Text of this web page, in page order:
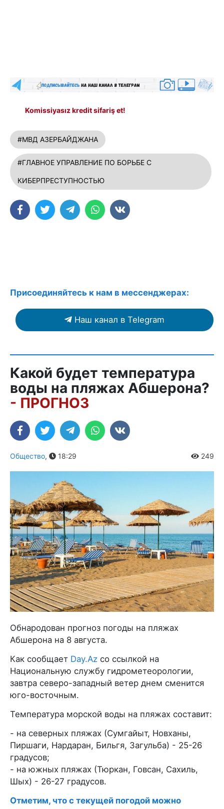
Komissiyasız kredit sifariş et!
#МВД АЗЕРБАЙДЖАНА
#ГЛАВНОЕ УПРАВЛЕНИЕ ПО БОРЬБЕ С
КИБЕРПРЕСТУПНОСТЬЮ
Присоединяйтесь к нам в мессенджерах:
Наш канал в Telegram
Какой будет температура
воды на пляжах Абшерона?
- ПРОГНОЗ
Общество, 18:29 249
Обнародован прогноз погоды на пляжах
Абшерона на 8 августа.
Как сообщает Day.Az со ссылкой на
Национальную службу гидрометеорологии,
завтра северо-западный ветер днем сменится
юго-восточным.
Температура морской воды на пляжах составит:
- на северных пляжах (Сумгайыт, Новханы,
Пиршаги, Нардаран, Бильгя, Загульба) - 25-26
градусов;
- на южных пляжах (Тюркан, Говсан, Сахиль,
Шых) - 26-27 градусов.
Отметим, что с текущей погодой можно